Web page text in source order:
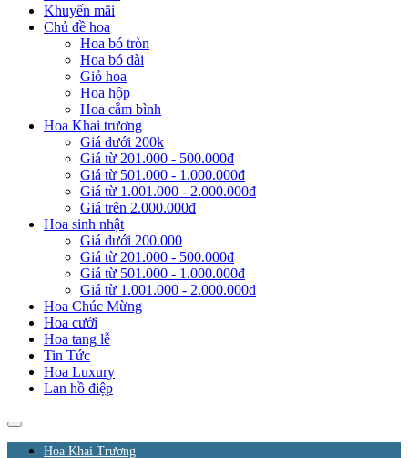
Khuyến mãi
Chủ đề hoa
Hoa bó tròn
Hoa bó dài
Giỏ hoa
Hoa hộp
Hoa cắm bình
Hoa Khai trương
Giá dưới 200k
Giá từ 201.000 - 500.000đ
Giá từ 501.000 - 1.000.000đ
Giá từ 1.001.000 - 2.000.000đ
Giá trên 2.000.000đ
Hoa sinh nhật
Giá dưới 200.000
Giá từ 201.000 - 500.000đ
Giá từ 501.000 - 1.000.000đ
Giá từ 1.001.000 - 2.000.000đ
Hoa Chúc Mừng
Hoa cưới
Hoa tang lễ
Tin Tức
Hoa Luxury
Lan hồ điệp
Hoa Khai Trương